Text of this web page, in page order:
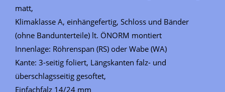
matt,
Klimaklasse A, einhängefertig, Schloss und Bänder
(ohne Bandunterteile) lt. ÖNORM montiert
Innenlage: Röhrenspan (RS) oder Wabe (WA)
Kante: 3-seitig foliert, Längskanten falz- und
überschlagsseitig gesoftet,
Einfachfalz 14/24 mm